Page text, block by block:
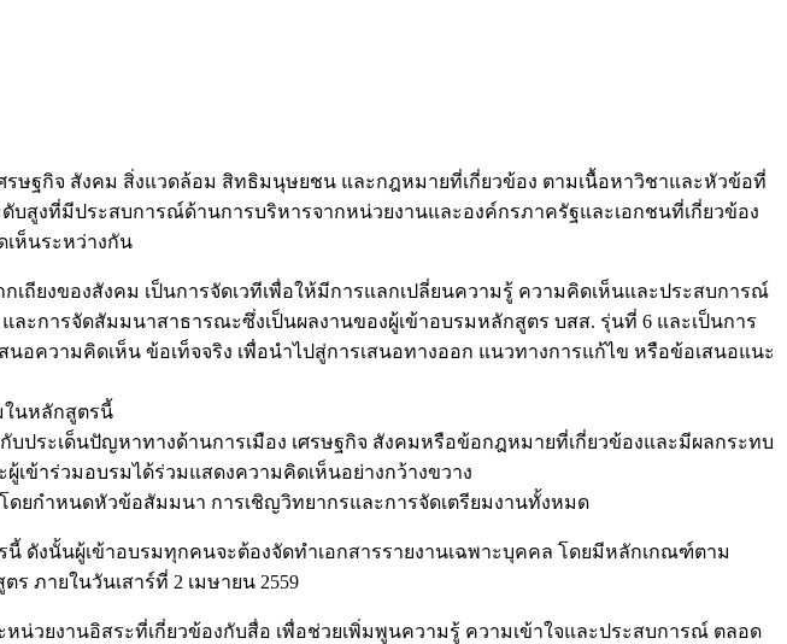
รษฐกิจ สังคม สิ่งแวดล้อม สิทธิมนุษยชน และกฎหมายที่เกี่ยวข้อง ตามเนื้อหาวิชาและหัวข้อที่
สูงที่มีประสบการณ์ด้านการบริหารจากหน่วยงานและองค์กรภาครัฐและเอกชนที่เกี่ยวข้อง
ห็นระหว่างกัน
ยงของสังคม เป็นการจัดเวทีเพื่อให้มีการแลกเปลี่ยนความรู้ ความคิดเห็นและประสบการณ์
ะการจัดสัมมนาสาธารณะซึ่งเป็นผลงานของผู้เข้าอบรมหลักสูตร บสส. รุ่นที่ 6 และเป็นการ
ความคิดเห็น ข้อเท็จจริง เพื่อนำไปสู่การเสนอทางออก แนวทางการแก้ไข หรือข้อเสนอแนะ
ในหลักสูตรนี้
ประเด็นปัญหาทางด้านการเมือง เศรษฐกิจ สังคมหรือข้อกฎหมายที่เกี่ยวข้องและมีผลกระทบ
ข้าร่วมอบรมได้ร่วมแสดงความคิดเห็นอย่างกว้างขวาง
ยกำหนดหัวข้อสัมมนา การเชิญวิทยากรและการจัดเตรียมงานทั้งหมด
ดังนั้นผู้เข้าอบรมทุกคนจะต้องจัดทำเอกสารรายงานเฉพาะบุคคล โดยมีหลักเกณฑ์ตาม
ภายในวันเสาร์ที่ 2 เมษายน 2559
ยงานอิสระที่เกี่ยวข้องกับสื่อ เพื่อช่วยเพิ่มพูนความรู้ ความเข้าใจและประสบการณ์ ตลอด